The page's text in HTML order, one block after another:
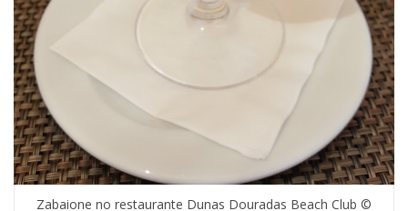
Zabaione no restaurante Dunas Douradas Beach Club ©